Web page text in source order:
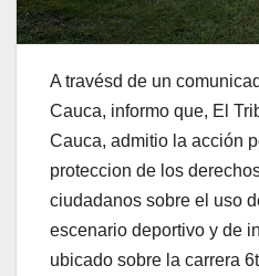
A travésd de un
Cauca, informo que, El
Cauca, admitio la acción
proteccion de los
ciudadanos sobre el uso
escenario deportivo y de
ubicado sobre la carrera